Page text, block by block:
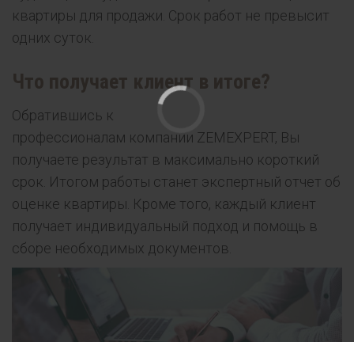
квартиры для продажи. Срок работ не превысит
одних суток.
Что получает клиент в итоге?
Обратившись к
профессионалам компании ZEMEXPERT, Вы
получаете результат в максимально короткий
срок. Итогом работы станет экспертный отчет об
оценке квартиры. Кроме того, каждый клиент
получает индивидуальный подход и помощь в
сборе необходимых документов.